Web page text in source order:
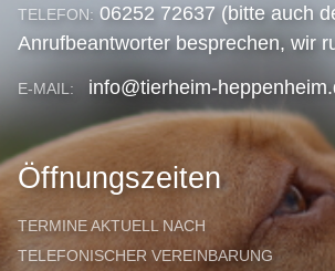
TELEFON: 06252 72637 (bitte auch
Anrufbeantworter besprechen, wir
E-MAIL: info@tierheim-
Öffnungszeiten
TERMINE AKTUELL NACH
TELEFONISCHER VEREINBARUNG